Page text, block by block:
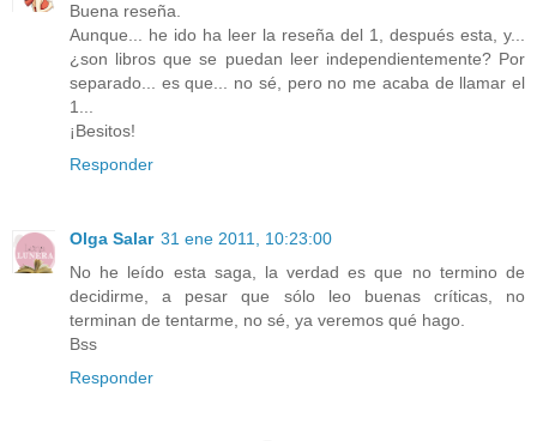
Buena reseña.
Aunque... he ido ha leer la reseña del 1, después esta, y...
¿son libros que se puedan leer independientemente? Por
separado... es que... no sé, pero no me acaba de llamar el
1...
¡Besitos!
Responder
Olga Salar 31 ene 2011, 10:23:00
No he leído esta saga, la verdad es que no termino de
decidirme, a pesar que sólo leo buenas críticas, no
terminan de tentarme, no sé, ya veremos qué hago.
Bss
Responder